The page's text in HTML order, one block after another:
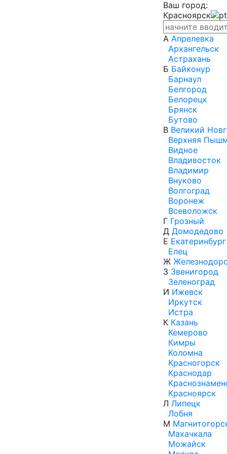
Ваш город:
Красноярск
А Апрелевка
Архангельск
Астрахань
Б Байконур
Барнаул
Белгород
Белорецк
Брянск
Бутово
В Великий
Верхняя
Видное
Владивосток
Владимир
Внуково
Волгоград
Воронеж
Всеволожск
Г Грозный
Д Домодедово
Е Екатеринбург
Елец
Ж
З Звенигород
Зеленоград
И Ижевск
Иркутск
Истра
К Казань
Кемерово
Кимры
Коломна
Красногорск
Краснодар
Красноярск
Л Липецк
Лобня
М
Махачкала
Можайск